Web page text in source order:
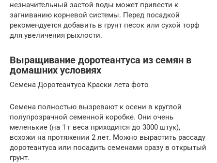
незначительный застой воды может привести к
загниванию корневой системы. Перед посадкой
рекомендуется добавить в грунт песок или сухой торф
для увеличения рыхлости.
Выращивание доротеантуса из семян в
домашних условиях
Семена Доротеантуса Краски лета фото
Семена полностью вызревают к осени в круглой
полупрозрачной семенной коробке. Они очень
меленькие (на 1 г веса приходится до 3000 штук),
всхожи на протяжении 2 лет. Можно вырастить рассаду
доротеантуса или посадить семенами сразу в открытый
грунт.